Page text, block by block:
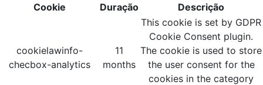
Cookie
Duração Descrição
cookielawinfo-
checbox-analytics
11
months
This cookie is set by GDPR
Cookie Consent plugin.
The cookie is used to store
the user consent for the
cookies in the category